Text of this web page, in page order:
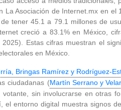
Asociación de Internet.mx en el
tener 45.1 a 79.1 millones de
creció a 83.1% en México,
Estas cifras muestran el
en México.
Bringas Ramírez y Rodríguez-
ciudadanas (Martín Serrano y
sin involucrarse en otras
entorno digital muestra signos